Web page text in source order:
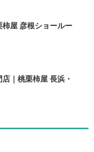
屋 彦根ショールー
｜桃栗柿屋 長浜・